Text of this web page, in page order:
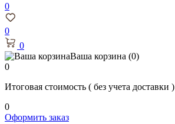
0
0
0
Ваша корзина (0)
0
Итоговая стоимость ( без учета доставки )
0
Оформить заказ